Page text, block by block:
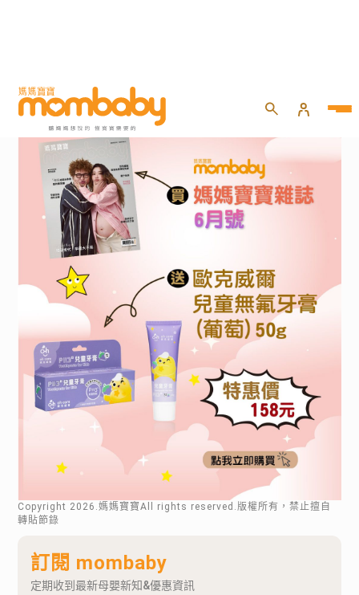
Copyright 2026 .媽媽寶寶All rights reserved.版權所有，禁止擅自
轉貼節錄
訂閱 mombaby
定期收到最新母嬰新知&優惠資訊